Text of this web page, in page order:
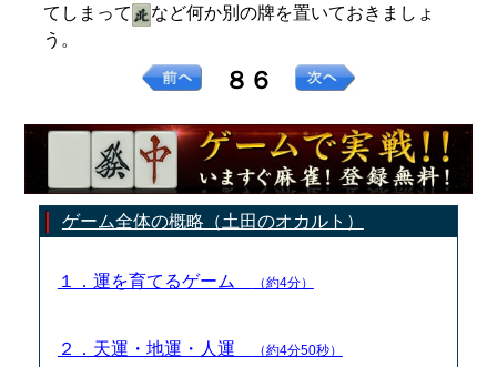
てしまって
など何か別の牌を置いておきましょ
う。
８６
ゲーム全体の概略（土田のオカルト）
１．運を育てるゲーム （約4分）
２．天運・地運・人運 （約4分50秒）